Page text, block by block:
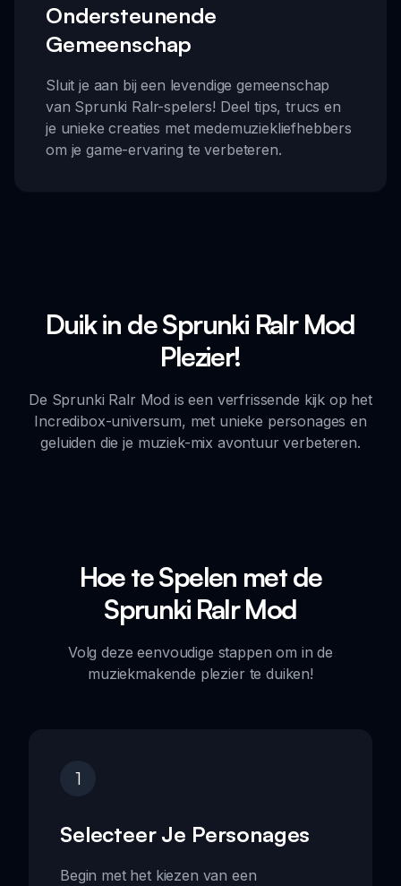
Ondersteunende
Gemeenschap
Sluit je aan bij een levendige gemeenschap
van Sprunki Ralr-spelers! Deel tips, trucs en
je unieke creaties met medemuziekliefhebbers
om je game-ervaring te verbeteren.
Duik in de Sprunki Ralr Mod
Plezier!
De Sprunki Ralr Mod is een verfrissende kijk op het
Incredibox-universum, met unieke personages en
geluiden die je muziek-mix avontuur verbeteren.
Hoe te Spelen met de
Sprunki Ralr Mod
Volg deze eenvoudige stappen om in de
muziekmakende plezier te duiken!
1
Selecteer Je Personages
Begin met het kiezen van een